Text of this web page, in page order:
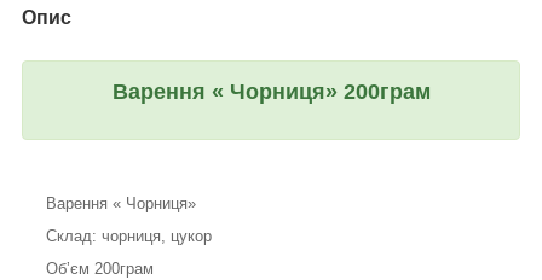
Опис
Варення « Чорниця» 200грам
Варення « Чорниця»
Склад: чорниця, цукор
Обʼєм 200грам